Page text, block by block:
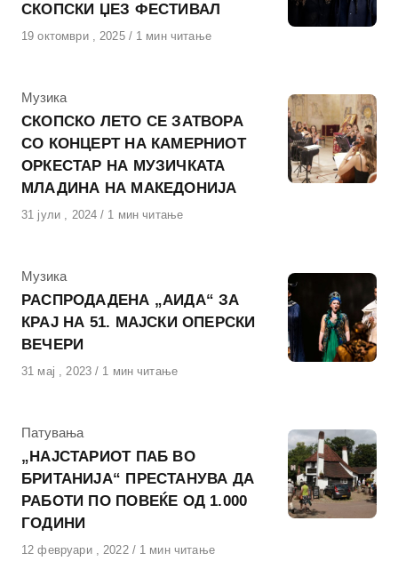
СКОПСКИ ЏЕЗ ФЕСТИВАЛ
Објавено
19 октомври , 2025 1 мин читање
КАтегорија
Музика
СКОПСКО ЛЕТО СЕ ЗАТВОРА
СО КОНЦЕРТ НА КАМЕРНИОТ
ОРКЕСТАР НА МУЗИЧКАТА
МЛАДИНА НА МАКЕДОНИЈА
Објавено
31 јули , 2024 1 мин читање
КАтегорија
Музика
РАСПРОДАДЕНА „АИДА“ ЗА
КРАЈ НА 51. МАЈСКИ ОПЕРСКИ
ВЕЧЕРИ
Објавено
31 мај , 2023 1 мин читање
КАтегорија
Патувања
„НАЈСТАРИОТ ПАБ ВО
БРИТАНИЈА“ ПРЕСТАНУВА ДА
РАБОТИ ПО ПОВЕЌЕ ОД 1.000
ГОДИНИ
Објавено
12 февруари , 2022 1 мин читање